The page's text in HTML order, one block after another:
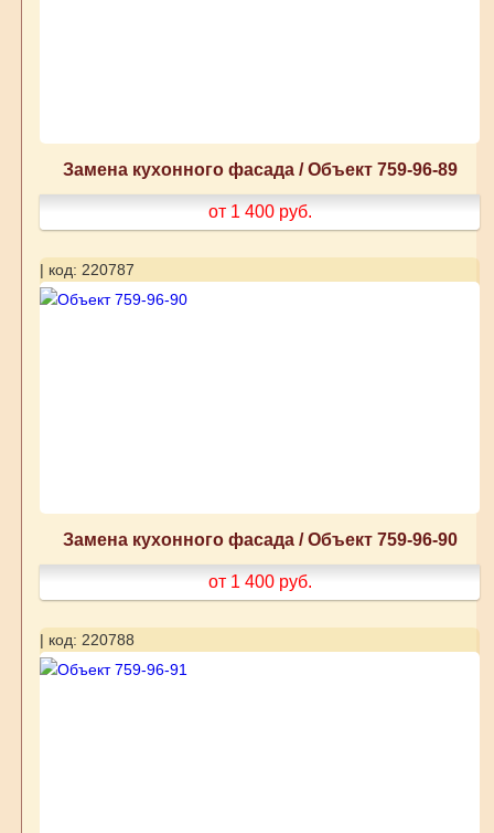
Замена кухонного фасада / Объект 759-96-89
от 1 400 руб.
| код: 220787
Замена кухонного фасада / Объект 759-96-90
от 1 400 руб.
| код: 220788